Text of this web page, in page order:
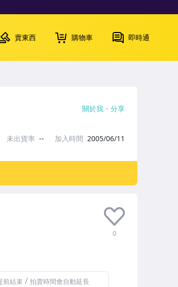
賣東西 購物車 即時通
0
前結束 / 拍賣時間會自動延長
關於我 分享
未出貨率 -- 加入時間 2005/06/11